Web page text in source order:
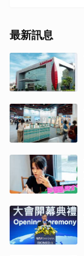
最新訊息